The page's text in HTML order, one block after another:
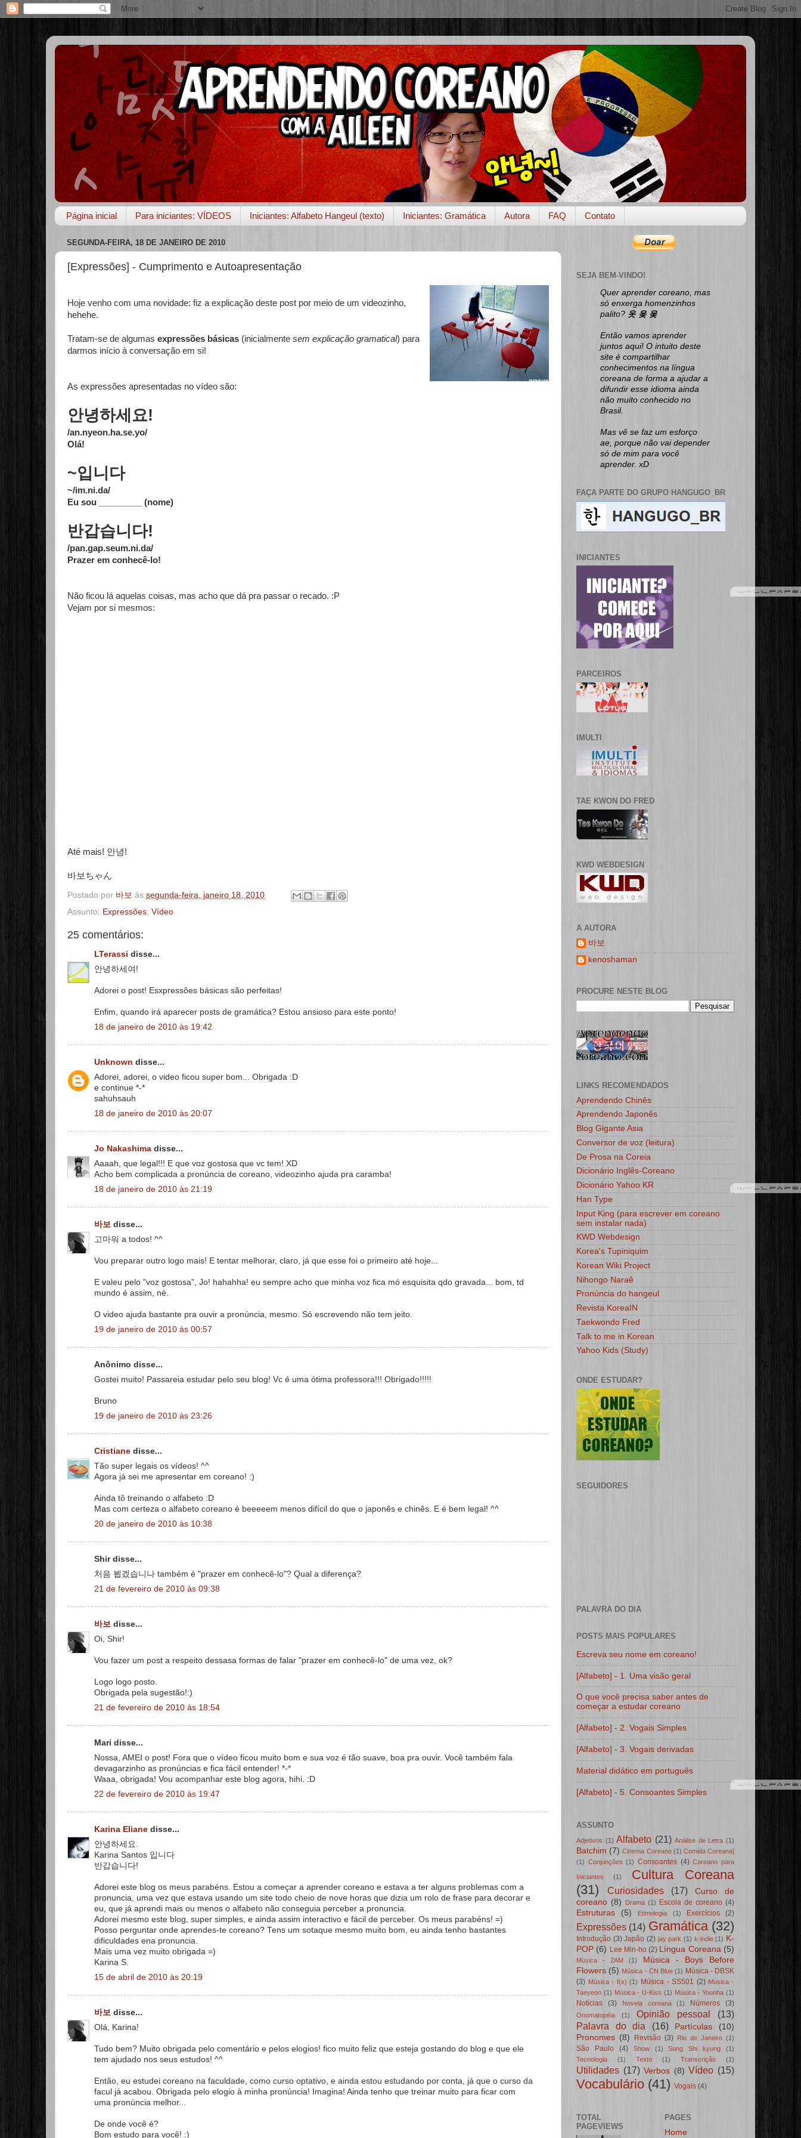
Página inicial Para iniciantes: VÍDEOS Iniciantes: Alfabeto Hangeul (texto) Iniciantes: Gramática Autora FAQ Contato
SEGUNDA-FEIRA, 18 DE JANEIRO DE 2010
[Expressões] - Cumprimento e Autoapresentação
Hoje venho com uma novidade: fiz a explicação deste post por meio de um videozinho,
hehehe.
Tratam-se de algumas expressões básicas (inicialmente sem explicação gramatical) para
darmos início à conversação em si!
As expressões apresentadas no vídeo são:
안녕하세요!
/an.nyeon.ha.se.yo/
Olá!
~입니다
~/im.ni.da/
Eu sou _________ (nome)
반갑습니다!
/pan.gap.seum.ni.da/
Prazer em conhecê-lo!
Não ficou lá aquelas coisas, mas acho que dá pra passar o recado. :P
Vejam por si mesmos:
Até mais! 안녕!
바보ちゃん
Postado por 바보 às segunda-feira, janeiro 18, 2010
Assunto: Expressões Vídeo
25 comentários:
LTerassi disse...
안녕하세여!
Adorei o post! Esxpressões básicas são perfeitas!
Enfim, quando irá aparecer posts de gramática? Estou ansioso para este ponto!
18 de janeiro de 2010 às 19:42
Unknown disse...
Adorei, adorei, o video ficou super bom... Obrigada :D
e continue *-*
sahuhsauh
18 de janeiro de 2010 às 20:07
Jo Nakashima disse...
Aaaah, que legal!!! E que voz gostosa que vc tem! XD
Acho bem complicada a pronúncia de coreano, videozinho ajuda pra caramba!
18 de janeiro de 2010 às 21:19
바보 disse...
고마워 a todos! ^^
Vou preparar outro logo mais! E tentar melhorar, claro, já que esse foi o primeiro até hoje...
E valeu pelo "voz gostosa", Jo! hahahha! eu sempre acho que minha voz fica mó esquisita qdo gravada... bom, td
mundo é assim, né.
O video ajuda bastante pra ouvir a pronúncia, mesmo. Só escrevendo não tem jeito.
19 de janeiro de 2010 às 00:57
Anônimo disse...
Gostei muito! Passareia estudar pelo seu blog! Vc é uma ótima professora!!! Obrigado!!!!!
Bruno
19 de janeiro de 2010 às 23:26
Cristiane disse...
Tão super legais os vídeos! ^^
Agora já sei me apresentar em coreano! :)
Ainda tô treinando o alfabeto :D
Mas com certeza o alfabeto coreano é beeeeem menos difícil do que o japonês e chinês. E é bem legal! ^^
20 de janeiro de 2010 às 10:38
Shir disse...
처음 뵙겠습니나 também é "prazer em conhecê-lo"? Qual a diferença?
21 de fevereiro de 2010 às 09:38
바보 disse...
Oi, Shir!
Vou fazer um post a respeito dessasa formas de falar "prazer em conhecê-lo" de uma vez, ok?
Logo logo posto.
Obrigada pela sugestão!:)
21 de fevereiro de 2010 às 18:54
Mari disse...
Nossa, AMEI o post! Fora que o vídeo ficou muito bom e sua voz é tão suave, boa pra ouvir. Você também fala
devagarzinho as pronúncias e fica fácil entender! *-*
Waaa, obrigada! Vou acompanhar este blog agora, hihi. :D
22 de fevereiro de 2010 às 19:47
Karina Eliane disse...
안녕하세요.
Karina Santos 입니다
반갑습니다!
Adorei este blog os meus parabéns. Estou a começar a aprender coreano e estava a ter alguns problemas com a
pronuncia, uma vez que estava usando um site todo cheio de nove horas que dizia um rolo de frase para decorar e
eu, que já aprendi mais ou menos o alfabeto não conseguia perceber a pronuncia.
Adorei mesmo este blog, super simples, e ainda assim interactivo e fácil de perceber. Os meus parabéns! =)
Posso perguntar onde aprendes-te coreano? Tens um sotaque mesmo muito bom, eu ainda tenho bastantes
dificuldades ena pronuncia.
Mais uma vez muito obrigada =)
Karina S.
15 de abril de 2010 às 20:19
바보 disse...
Olá, Karina!
Tudo bem? Muito obrigada pelo comentário e pelos elogios! fico muito feliz que esteja gostando do blog e que ele
tem ajudado nos seus estudos! ^^
Então, eu estudei coreano na faculdade, como curso optativo, e ainda estou estudando por conta, já que o curso da
facul já acabou. Obrigada pelo elogio à minha pronúncia! Imagina! Ainda tenho que treinar muito para ficar com
uma pronúncia melhor...
De onde você é?
Bom estudo para você! :)
SEJA BEM-VINDO!
Quer aprender coreano, mas
só enxerga homenzinhos
palito? 옷 옺 웆
Então vamos aprender
juntos aqui! O intuito deste
site é compartilhar
conhecimentos na língua
coreana de forma a ajudar a
difundir esse idioma ainda
não muito conhecido no
Brasil.
Mas vê se faz um esforço
ae, porque não vai depender
só de mim para você
aprender. xD
FAÇA PARTE DO GRUPO HANGUGO_BR
INICIANTES
PARCEIROS
IMULTI
TAE KWON DO FRED
KWD WEBDESIGN
A AUTORA
바보
kenoshaman
PROCURE NESTE BLOG
LINKS RECOMENDADOS
Aprendendo Chinês
Aprendendo Japonês
Blog Gigante Asia
Conversor de voz (leitura)
De Prosa na Coreia
Dicionário Inglês-Coreano
Dicionário Yahoo KR
Han Type
Input King (para escrever em coreano
sem instalar nada)
KWD Webdesign
Korea's Tupiniquim
Korean Wiki Project
Nihongo Naraê
Pronúncia do hangeul
Revista KoreaIN
Taekwondo Fred
Talk to me in Korean
Yahoo Kids (Study)
ONDE ESTUDAR?
SEGUIDORES
PALAVRA DO DIA
POSTS MAIS POPULARES
Escreva seu nome em coreano!
[Alfabeto] - 1. Uma visão geral
O que você precisa saber antes de
começar a estudar coreano
[Alfabeto] - 2. Vogais Simples
[Alfabeto] - 3. Vogais derivadas
Material didático em português
[Alfabeto] - 5. Consoantes Simples
ASSUNTO
Adjetivos (1) Alfabeto (21) Análise de Letra (1)
Batchim (7) Cinema Coreano (1) Comida Coreana]
(1) Conjunções (1) Consoantes (4) Coreano para
Iniciantes (1)
Cultura Coreana
(31)
Curiosidades (17)
Curso de
coreano (8) Drama (1) Escola de coreano (4)
Estruturas (5) Etimologia (1) Exercícios (2)
Expressões (14) Gramática (32)
Introdução (3) Japão (2) jay park (1) k-indie (1) K-
POP (6) Lee Min-ho (2) Língua Coreana (5)
Música - 2AM (1)
Música - Boys Before
Flowers (5) Música - CN Blue (1) Música - DBSK
(3) Música - f(x) (1) Música - SS501 (2) Música -
Taeyeon (1) Música - U-Kiss (1) Música - Younha (1)
Notícias (3) Novela coreana (1) Números (3)
Onomatopéia (1) Opinião pessoal
(13)
Palavra do dia
(16) Partículas
(10)
Pronomes (8) Revisão (3) Rio de Janeiro (1)
São Paulo (4) Show (1) Sung Shi kyung
(1)
Tecnologia
(1) Texto (1) Transcrição (1)
Utilidades (17) Verbos (8) Vídeo (15)
Vocabulário (41) Vogais (4)
TOTAL
PAGEVIEWS
PAGES
Home